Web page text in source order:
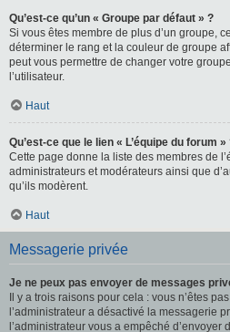
Qu’est-ce qu’un « Groupe par défaut » ?
Si vous êtes membre de plus d’un groupe,
déterminer le rang et la couleur de groupe
peut vous permettre de changer votre
l’utilisateur.
Haut
Qu’est-ce que le lien « L’équipe du forum »
Cette page donne la liste des membres de
administrateurs et modérateurs ainsi que
qu’ils modèrent.
Haut
Messagerie privée
Je ne peux pas envoyer de messages
Il y a trois raisons pour cela : vous n’êtes
l’administrateur a désactivé la messagerie
l’administrateur vous a empêché d’envoyer